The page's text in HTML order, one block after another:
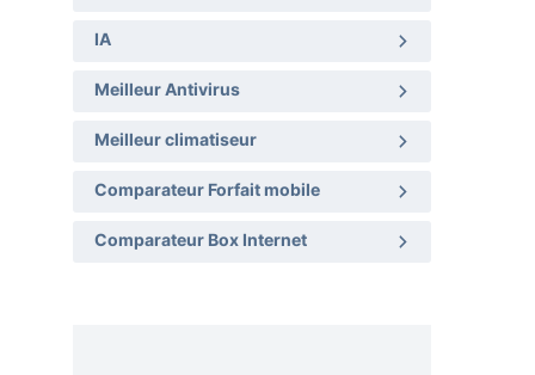
IA
Meilleur Antivirus
Meilleur climatiseur
Comparateur Forfait mobile
Comparateur Box Internet